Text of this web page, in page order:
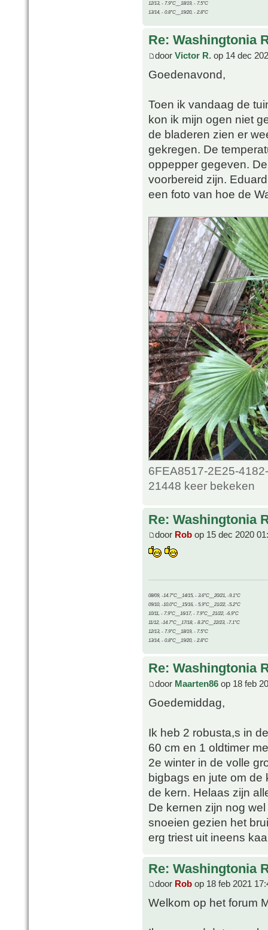
12/13, - 7.9°C__18/19, - 7.5°C
13/14, - 0.8°C__19/20, - 2.8°C
Re: Washingtonia
door Victor R. op 14 dec
Goedenavond,
Toen ik vandaag de
kon ik mijn ogen niet
de bladeren zien er
gekregen. De
oppepper gegeven.
voorbereid zijn.
een foto van hoe de
6FEA8517-2E25-
21448 keer bekeken
Re: Washingtonia
door Rob op 15 dec 2020
08/09, -14.7°C__14/15, - 3.6°C__20/21, -9.1°C
09/10, -10.0°C__15/16, - 5.9°C__21/22, -5.2°C
10/11, - 7.9°C__16/17, - 7.9°C__21/22, -6.9°C
11/12, -14.7°C__17/18, - 8.3°C__22/23, -7.1°C
12/13, - 7.9°C__18/19, - 7.5°C
13/14, - 0.8°C__19/20, - 2.8°C
Re: Washingtonia
door Maarten86 op 18 feb
Goedemiddag,
Ik heb 2 robusta,s in
60 cm en 1 oldtimer
2e winter in de volle
bigbags en jute om de
de kern. Helaas zijn
De kernen zijn nog
snoeien gezien het
erg triest uit ineens
Re: Washingtonia
door Rob op 18 feb 2021
Welkom op het forum